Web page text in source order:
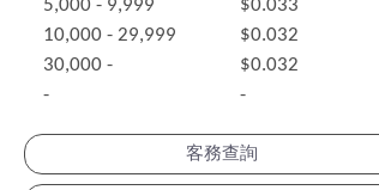
5,000 - 9,999
$0.033
10,000 - 29,999
$0.032
30,000 -
$0.032
-
-
客務查詢